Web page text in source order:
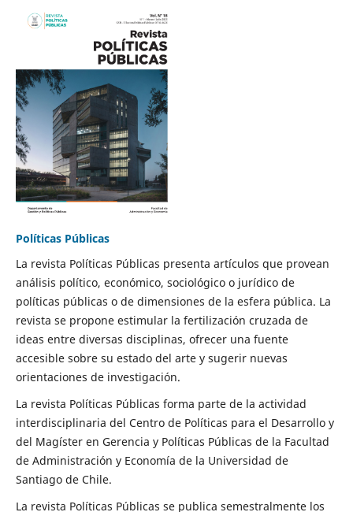
Políticas Públicas
La revista Políticas Públicas presenta artículos que provean
análisis político, económico, sociológico o jurídico de
políticas públicas o de dimensiones de la esfera pública. La
revista se propone estimular la fertilización cruzada de
ideas entre diversas disciplinas, ofrecer una fuente
accesible sobre su estado del arte y sugerir nuevas
orientaciones de investigación.
La revista Políticas Públicas forma parte de la actividad
interdisciplinaria del Centro de Políticas para el Desarrollo y
del Magíster en Gerencia y Políticas Públicas de la Facultad
de Administración y Economía de la Universidad de
Santiago de Chile.
La revista Políticas Públicas se publica semestralmente los